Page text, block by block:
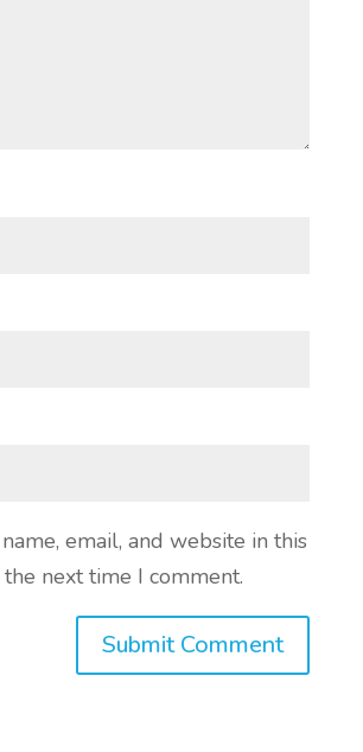
email, and website in this
next time I comment.